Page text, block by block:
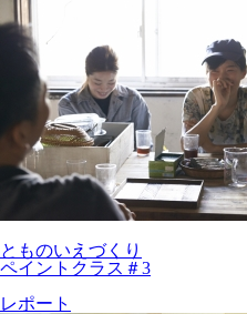
とものいえづくり
ペイントクラス＃3
レポート